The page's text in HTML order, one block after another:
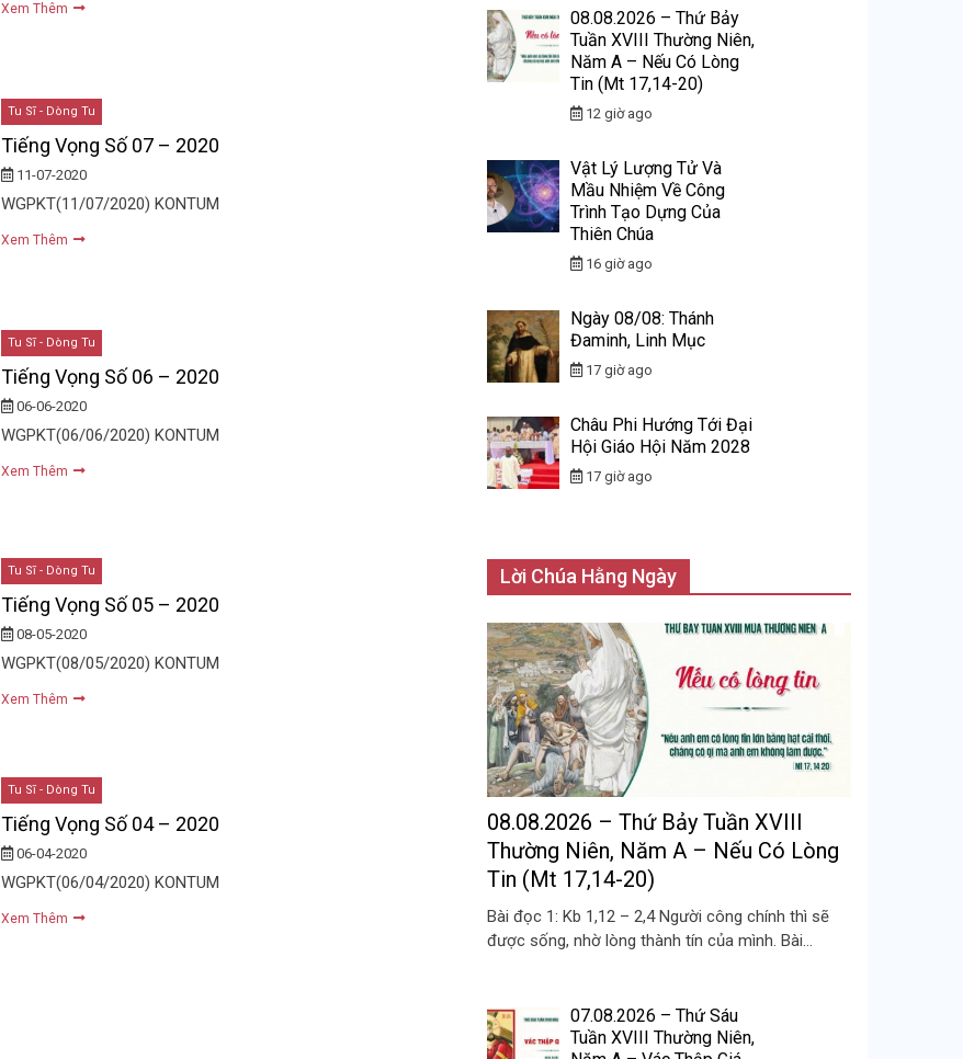
Xem Thêm
Tu Sĩ - Dòng Tu
Tiếng Vọng Số 07 – 2020
11-07-2020
WGPKT(11/07/2020) KONTUM
Xem Thêm
Tu Sĩ - Dòng Tu
Tiếng Vọng Số 06 – 2020
06-06-2020
WGPKT(06/06/2020) KONTUM
Xem Thêm
Tu Sĩ - Dòng Tu
Tiếng Vọng Số 05 – 2020
08-05-2020
WGPKT(08/05/2020) KONTUM
Xem Thêm
Tu Sĩ - Dòng Tu
Tiếng Vọng Số 04 – 2020
06-04-2020
WGPKT(06/04/2020) KONTUM
Xem Thêm
08.08.2026 – Thứ Bảy
Tuần XVIII Thường Niên,
Năm A – Nếu Có Lòng
Tin (Mt 17,14-20)
12 giờ ago
Vật Lý Lượng Tử Và
Mầu Nhiệm Về Công
Trình Tạo Dựng Của
Thiên Chúa
16 giờ ago
Ngày 08/08: Thánh
Đaminh, Linh Mục
17 giờ ago
Châu Phi Hướng Tới Đại
Hội Giáo Hội Năm 2028
17 giờ ago
Lời Chúa Hằng Ngày
08.08.2026 – Thứ Bảy Tuần XVIII
Thường Niên, Năm A – Nếu Có Lòng
Tin (Mt 17,14-20)
Bài đọc 1: Kb 1,12 – 2,4 Người công chính thì sẽ
được sống, nhờ lòng thành tín của mình. Bài...
07.08.2026 – Thứ Sáu
Tuần XVIII Thường Niên,